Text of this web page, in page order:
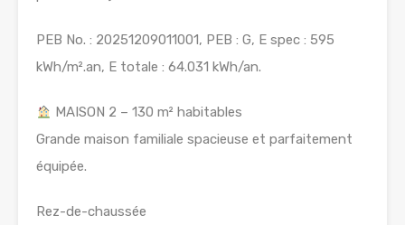
PEB No. : 20251209011001, PEB : G, E spec : 595
kWh/m².an, E totale : 64.031 kWh/an.
MAISON 2 – 130 m² habitables
Grande maison familiale spacieuse et parfaitement
équipée.
Rez-de-chaussée